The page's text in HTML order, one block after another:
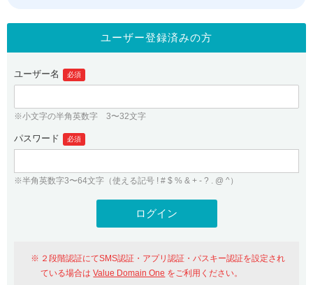
.jpドメインオークション
gTLDオークション NEW!
.jpドメインバックオーダー
プレミアムドメイン
人気ドメインの種類
WHOIS検索
紹介制度
バリュードメインAPI
ドメイン・ホスティングOEM
ログイン
従来のバリュードメインをご利用希望の方
Value Domainにログイン
おすすめ One レンタルサーバーを含む最新の機能を使う方
ユーザー登録
ユーザー登録済みの方
ユーザー名 必須
※小文字の半角英数字 3〜32文字
パスワード 必須
※半角英数字3〜64文字（使える記号 ! # $ % & + - ? . @ ^）
２段階認証にてSMS認証・アプリ認証・パスキー認証を設定され
ている場合はValue Domain One をご利用ください。